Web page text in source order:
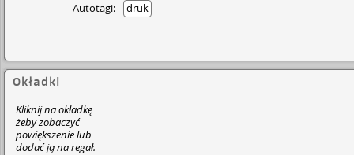
Autotagi: druk
Okładki
Kliknij na okładkę
żeby zobaczyć
powiększenie lub
dodać ją na regał.